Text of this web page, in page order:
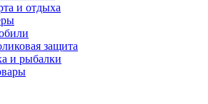
и отдыха
защита
и рыбалки